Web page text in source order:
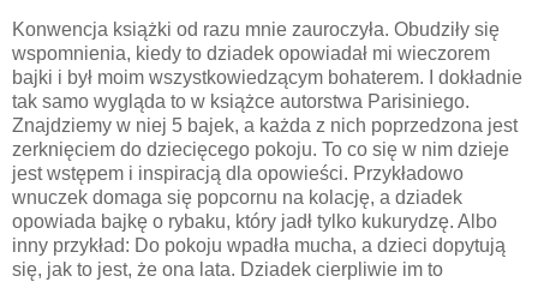
Konwencja książki od razu mnie zauroczyła. Obudziły się
wspomnienia, kiedy to dziadek opowiadał mi wieczorem
bajki i był moim wszystkowiedzącym bohaterem. I dokładnie
tak samo wygląda to w książce autorstwa Parisiniego.
Znajdziemy w niej 5 bajek, a każda z nich poprzedzona jest
zerknięciem do dziecięcego pokoju. To co się w nim dzieje
jest wstępem i inspiracją dla opowieści. Przykładowo
wnuczek domaga się popcornu na kolację, a dziadek
opowiada bajkę o rybaku, który jadł tylko kukurydzę. Albo
inny przykład: Do pokoju wpadła mucha, a dzieci dopytują
się, jak to jest, że ona lata. Dziadek cierpliwie im to